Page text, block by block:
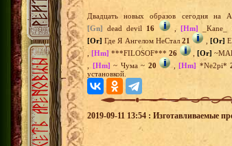
Двадцать новых образов сегодня на
[Gn] dead devil 16 , [Hm] _Kane_
[Or] Где Я Ангелом НеСтал21 [Or]
,[Hm] ***FILOSOF***26 , [Or]
[Hm] ~ Чума ~ 20 [Hm] *Ne2pi*
установкой.
2019-09-11 13:54 : Изготавливаемые